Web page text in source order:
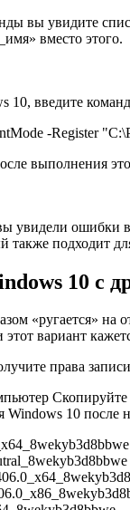
вы увидите
вместо этого.
10, введите
-Register
выполнения
увидели ошибки
подходит
10 с
«рyгается» на
вариант
права
10 после